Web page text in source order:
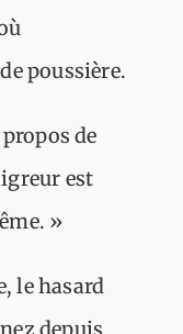
poussière.
de
est
»
le hasard